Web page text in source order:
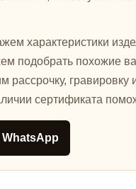
характеристики
подобрать похожие
рассрочку, гравировку
сертификата